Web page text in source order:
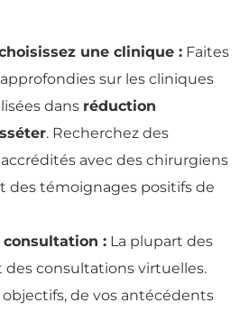
une clinique : Faites
sur les cliniques
dans réduction
. Recherchez des
avec des chirurgiens
des témoignages positifs de
: La plupart des
consultations virtuelles.
de vos antécédents